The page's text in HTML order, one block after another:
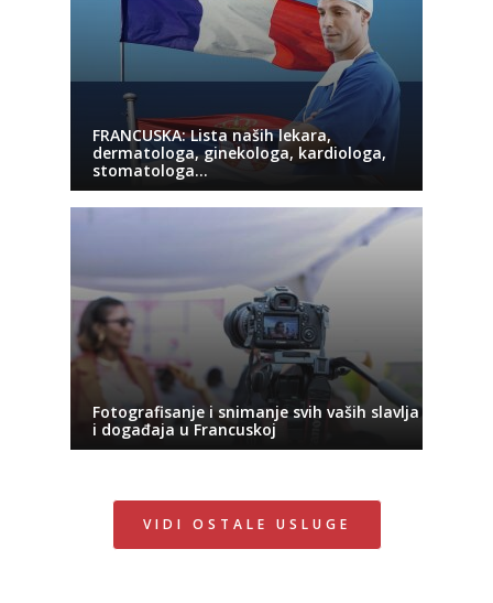
FRANCUSKA: Lista naših lekara,
dermatologa, ginekologa, kardiologa,
stomatologa…
Fotografisanje i snimanje svih vaših slavlja
i događaja u Francuskoj
VIDI OSTALE USLUGE